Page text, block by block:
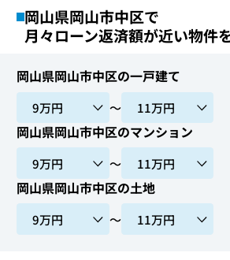
岡山県岡山市中区で
月々ローン返済額が近い物件
岡山県岡山市中区の一戸建て
〜
岡山県岡山市中区のマンション
〜
岡山県岡山市中区の土地
〜